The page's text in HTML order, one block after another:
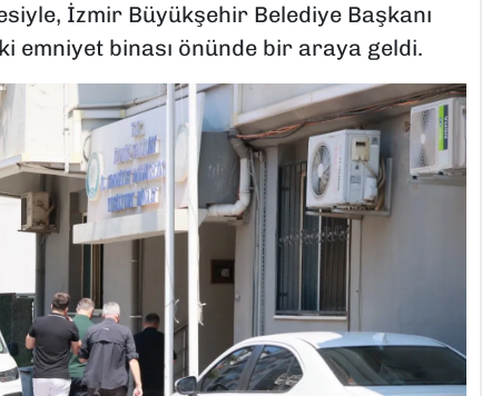
İzmir Büyükşehir Belediye Başkanı
emniyet binası önünde bir araya geldi.